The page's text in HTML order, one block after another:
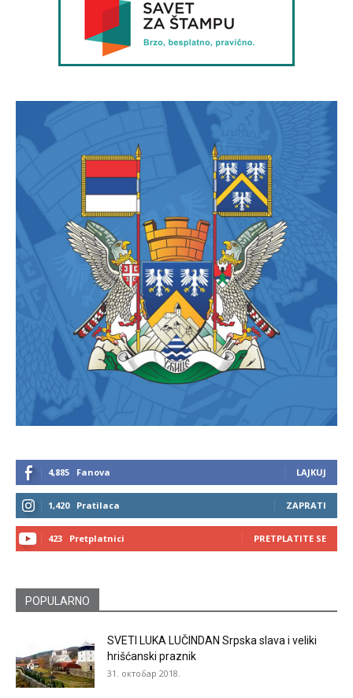
4,885 Fanova LAJKUJ
1,420 Pratilaca ZAPRATI
423 Pretplatnici PRETPLATITE SE
POPULARNO
SVETI LUKA LUČINDAN Srpska slava i veliki
hrišćanski praznik
31. октобар 2018.